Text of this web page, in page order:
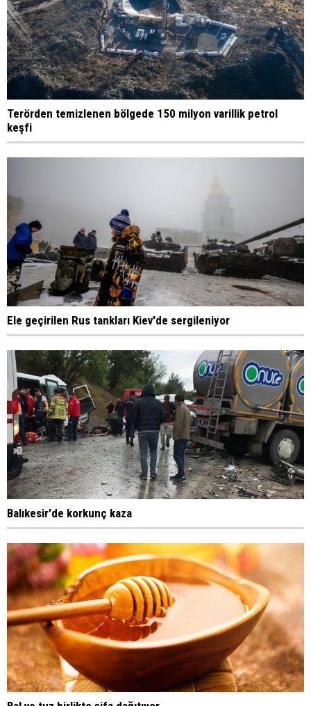
Terörden temizlenen bölgede 150 milyon varillik petrol
keşfi
Ele geçirilen Rus tankları Kiev'de sergileniyor
Balıkesir'de korkunç kaza